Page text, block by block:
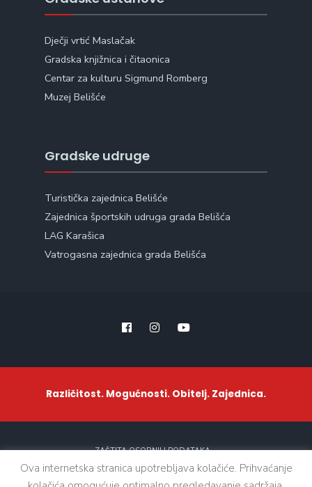
Dječji vrtić Maslačak
Gradska knjižnica i čitaonica
Centar za kulturu Sigmund Romberg
Muzej Belišće
Gradske udruge
Turistička zajednica Belišće
Zajednica športskih udruga grada Belišća
LAG Karašica
Vatrogasna zajednica grada Belišća
Različitost. Mogućnosti. Obitelj. Zajednica.
ZAŠTITA OSOBNIH PODATAKA
Ova internetska stranica upotrebljava kolačiće. Prihvaćanje